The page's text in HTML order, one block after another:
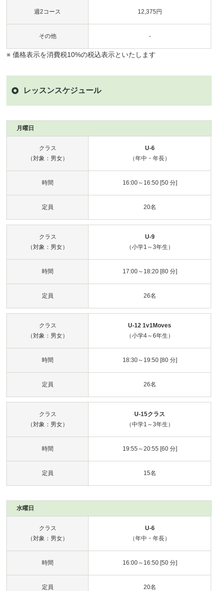
週2コース 12,375円
その他 -
※ 価格表示を消費税10%の税込表示といたします
レッスンスケジュール
月曜日
クラス
（対象：男女）
U-6
（年中・年長）
時間 16:00～16:50 [50 分]
定員 20名
クラス
（対象：男女）
U-9
（小学1～3年生）
時間 17:00～18:20 [80 分]
定員 26名
クラス
（対象：男女）
U-12 1v1Moves
（小学4～6年生）
時間 18:30～19:50 [80 分]
定員 26名
クラス
（対象：男女）
U-15クラス
（中学1～3年生）
時間 19:55～20:55 [60 分]
定員 15名
水曜日
クラス
（対象：男女）
U-6
（年中・年長）
時間 16:00～16:50 [50 分]
定員 20名